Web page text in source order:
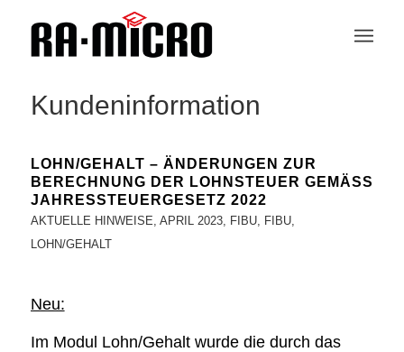
Kundeninformation
LOHN/GEHALT – ÄNDERUNGEN ZUR
BERECHNUNG DER LOHNSTEUER GEMÄSS J
AHRESSTEUERGESETZ 2022
AKTUELLE HINWEISE, APRIL 2023, FIBU, FIBU,
LOHN/GEHALT
Neu:
Im Modul Lohn/Gehalt wurde die durch das